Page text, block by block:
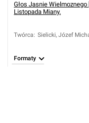
Głos Jasnie Wielmoznego
Listopada Miany.
Twórca: Sielicki, Józef
Formaty